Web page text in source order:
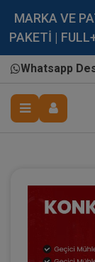
MARKA VE
PAKETİ |
Whatsapp